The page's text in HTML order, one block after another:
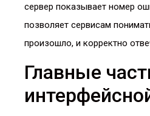
сервер показывает номер
позволяет сервисам
произошло, и корректно
Главные